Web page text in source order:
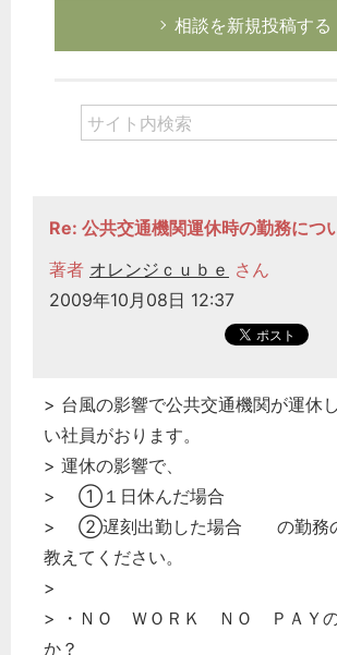
相談を新規投稿する
Re: 公共交通機関運休時の勤務につ
著者 オレンジｃｕｂｅ さん
2009年10月08日 12:37
> 台風の影響で公共交通機関が運休
い社員がおります。
> 運休の影響で、
> ①１日休んだ場合
> ②遅刻出勤した場合 の勤務の
教えてください。
>
> ・ＮＯ ＷＯＲＫ ＮＯ ＰＡＹの
か？